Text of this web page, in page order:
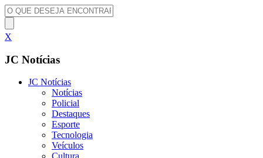
X
JC Notícias
JC Notícias
Notícias
Policial
Destaques
Esporte
Tecnologia
Veículos